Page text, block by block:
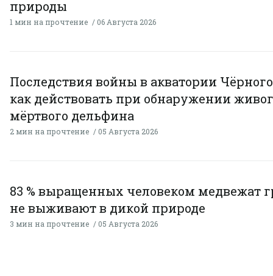
природы
1 мин на прочтение 06 Августа 2026
Последствия войны в акватории
как действовать при обнаружении
мёртвого дельфина
2 мин на прочтение 05 Августа 2026
83 % выращенных человеком медвежат
не выживают в дикой природе
3 мин на прочтение 05 Августа 2026